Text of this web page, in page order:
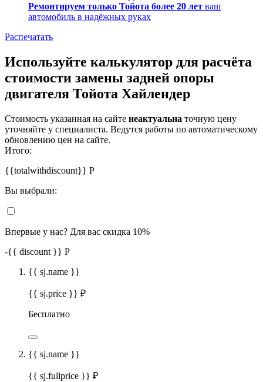
Ремонтируем только Тойота более 20 лет ваш
автомобиль в надёжных руках
Распечатать
Используйте калькулятор для расчёта
стоимости замены задней опоры
двигателя Тойота Хайлендер
Стоимость указанная на сайте неактуальна точную цену
уточняйте у специалиста. Ведутся работы по автоматическому
обновлению цен на сайте.
Итого:
{{totalwithdiscount}} Р
Вы выбрали:
Впервые у нас? Для вас скидка 10%
-{{ discount }} Р
{{ sj.name }}
{{ sj.price }} ₽
Бесплатно
{{ sj.name }}
{{ sj.fullprice }} ₽